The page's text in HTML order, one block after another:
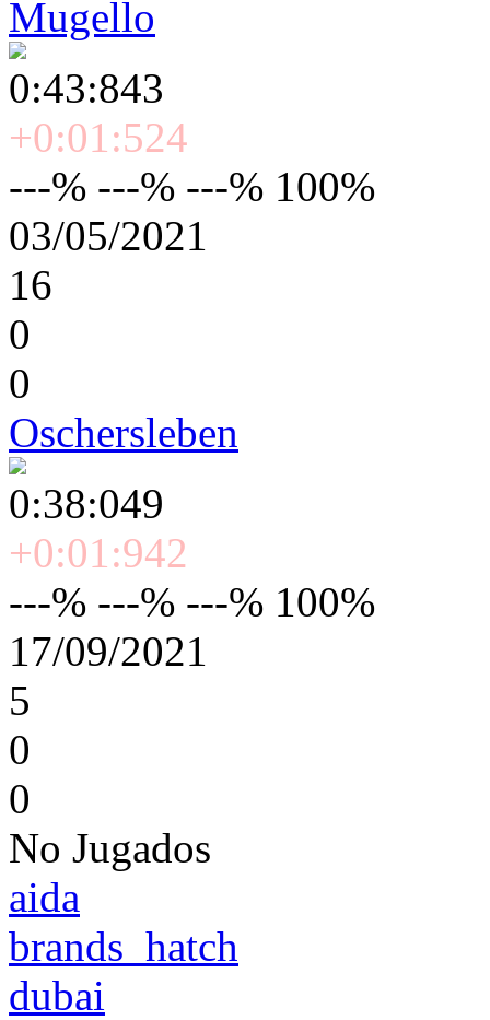
Mugello
0:43:843
+0:01:524
---% ---% ---% 100%
03/05/2021
16
0
0
Oschersleben
0:38:049
+0:01:942
---% ---% ---% 100%
17/09/2021
5
0
0
No Jugados
aida
brands_hatch
dubai